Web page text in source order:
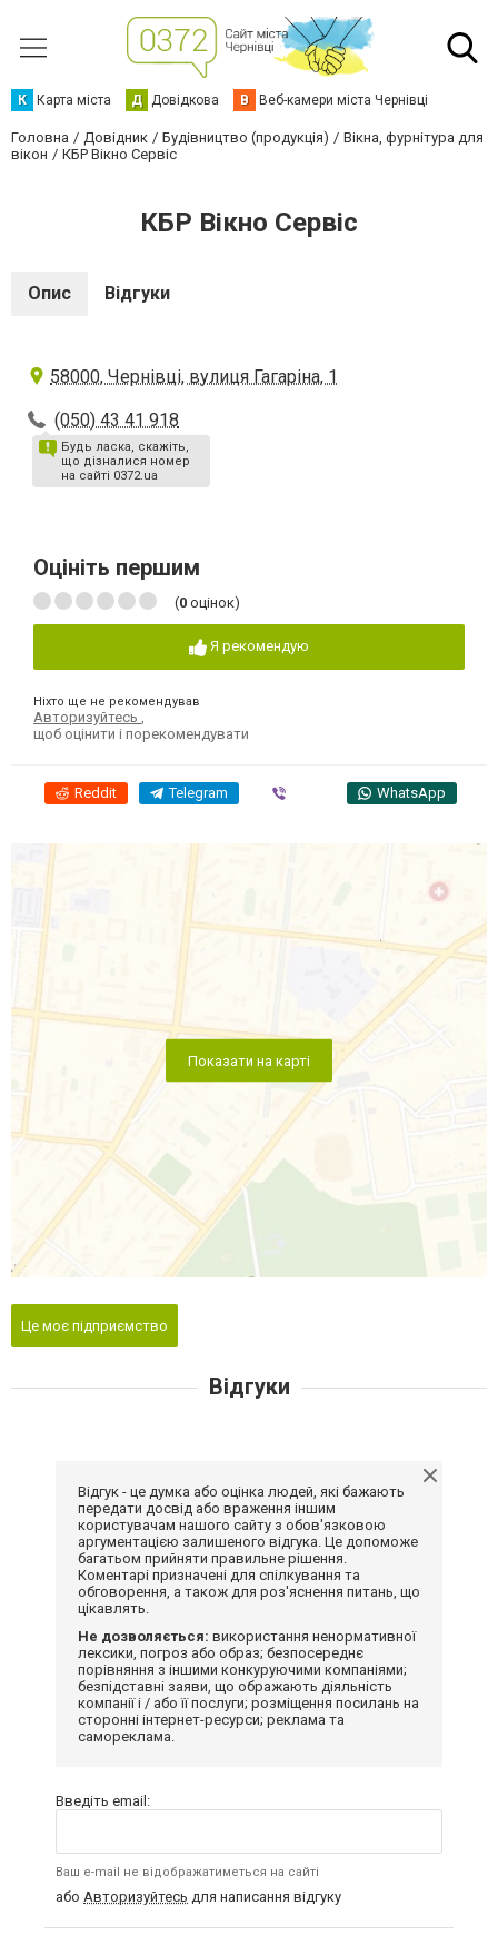
К Карта міста Д Довідкова В Веб-камери міста Чернівці
Головна Довідник Будівництво (продукція)
Вікна, фурнітура для
вікон
КБР Вікно Сервіс
КБР Вікно Сервіс
Опис Відгуки
58000, Чернівці, вулиця Гагаріна, 1
(050) 43 41 918
Будь ласка, скажіть,
що дізналися номер
на сайті 0372.ua
Оцініть першим
(0 оцінок)
Я рекомендую
Ніхто ще не рекомендував
Авторизуйтесь
щоб оцінити і порекомендувати
Reddit Telegram WhatsApp
Показати на карті
Це моє підприємство
Відгуки
Відгук - це думка або оцінка людей, які бажають
передати досвід або враження іншим
користувачам нашого сайту з обов'язковою
аргументацією залишеного відгука. Це допоможе
багатьом прийняти правильне рішення.
Коментарі призначені для спілкування та
обговорення, а також для роз'яснення питань, що
цікавлять.
Не дозволяється: використання ненормативної
лексики, погроз або образ; безпосереднє
порівняння з іншими конкуруючими компаніями;
безпідставні заяви, що ображають діяльність
компанії і / або її послуги; розміщення посилань на
сторонні інтернет-ресурси; реклама та
самореклама.
Введіть email:
Ваш e-mail не відображатиметься на сайті
або Авторизуйтесь для написання відгуку